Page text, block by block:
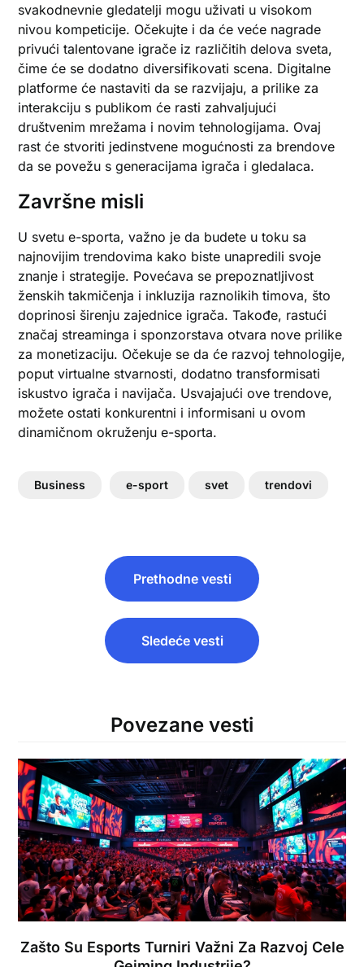
svakodnevnie gledatelji mogu uživati u visokom
nivou kompeticije. Očekujte i da će veće nagrade
privući talentovane igrače iz različitih delova sveta,
čime će se dodatno diversifikovati scena. Digitalne
platforme će nastaviti da se razvijaju, a prilike za
interakciju s publikom će rasti zahvaljujući
društvenim mrežama i novim tehnologijama. Ovaj
rast će stvoriti jedinstvene mogućnosti za brendove
da se povežu s generacijama igrača i gledalaca.
Završne misli
U svetu e-sporta, važno je da budete u toku sa
najnovijim trendovima kako biste unapredili svoje
znanje i strategije. Povećava se prepoznatljivost
ženskih takmičenja i inkluzija raznolikih timova, što
doprinosi širenju zajednice igrača. Takođe, rastući
značaj streaminga i sponzorstava otvara nove prilike
za monetizaciju. Očekuje se da će razvoj tehnologije,
poput virtualne stvarnosti, dodatno transformisati
iskustvo igrača i navijača. Usvajajući ove trendove,
možete ostati konkurentni i informisani u ovom
dinamičnom okruženju e-sporta.
Business e-sport svet trendovi
navigation
Prethodne vesti
Sledeće vesti
Povezane vesti
Zašto Su Esports Turniri Važni Za Razvoj Cele